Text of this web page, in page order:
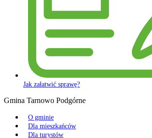
Jak załatwić sprawę?
Gmina Tarnowo Podgórne
O gminie
Dla mieszkańców
Dla turystów